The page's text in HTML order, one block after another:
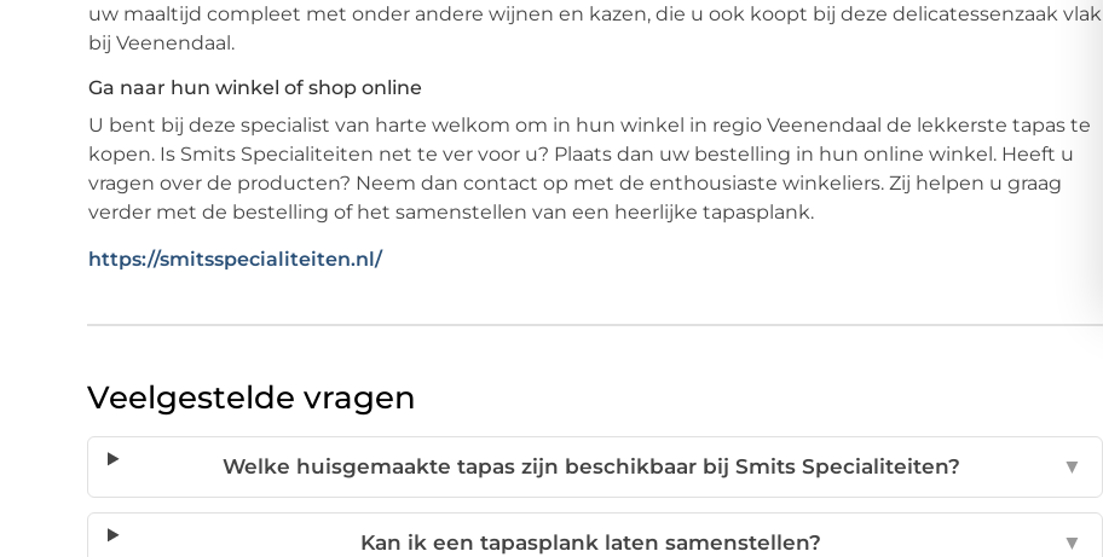
uw maaltijd compleet met onder andere wijnen en kazen, die u ook koopt bij deze delicatessenzaak vlak
bij Veenendaal.
Ga naar hun winkel of shop online
U bent bij deze specialist van harte welkom om in hun winkel in regio Veenendaal de lekkerste tapas te
kopen. Is Smits Specialiteiten net te ver voor u? Plaats dan uw bestelling in hun online winkel. Heeft u
vragen over de producten? Neem dan contact op met de enthousiaste winkeliers. Zij helpen u graag
verder met de bestelling of het samenstellen van een heerlijke tapasplank.
https://smitsspecialiteiten.nl/
Veelgestelde vragen
Welke huisgemaakte tapas zijn beschikbaar bij Smits Specialiteiten? ▼
Kan ik een tapasplank laten samenstellen? ▼